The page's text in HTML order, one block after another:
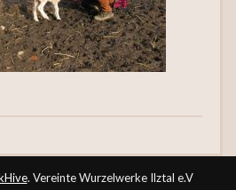
. Vereinte Wurzelwerke Ilztal e.V